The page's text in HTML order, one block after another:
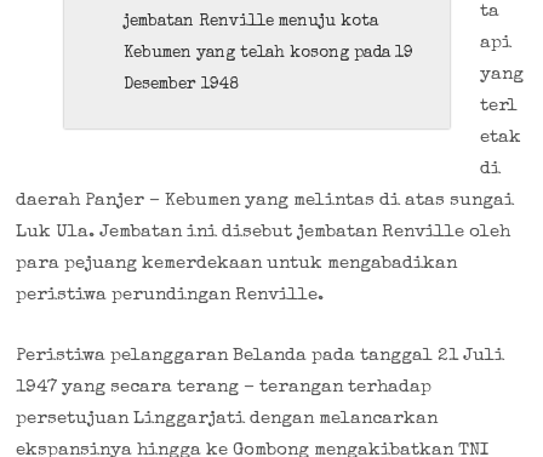
jembatan Renville menuju kota
Kebumen yang telah kosong pada 19
Desember 1948
ta
api
yang
terl
etak
di
daerah Panjer – Kebumen yang melintas di atas sungai
Luk Ula. Jembatan ini disebut jembatan Renville oleh
para pejuang kemerdekaan untuk mengabadikan
peristiwa perundingan Renville.
Peristiwa pelanggaran Belanda pada tanggal 21 Juli
1947 yang secara terang – terangan terhadap
persetujuan Linggarjati dengan melancarkan
ekspansinya hingga ke Gombong mengakibatkan TNI